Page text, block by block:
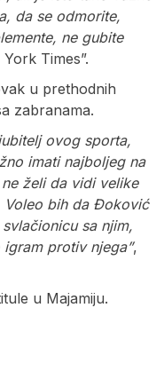
da se odmorite,
ne gubite
Times”.
u prethodnih
zabranama.
ovog sporta,
imati najboljeg na
želi da vidi velike
Voleo bih da Đoković
sa njim,
protiv njega”,
u Majamiju.